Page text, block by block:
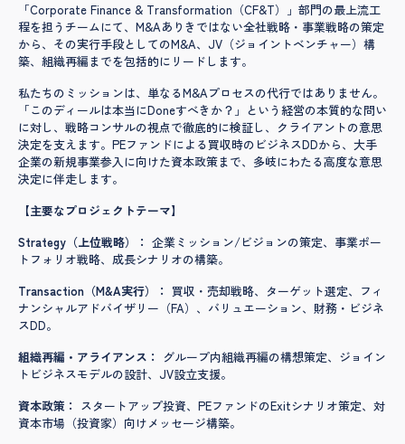
「Corporate Finance & Transformation（CF&T）」部門の最上流工
程を担うチームにて、M&Aありきではない全社戦略・事業戦略の策定
から、その実行手段としてのM&A、JV（ジョイントベンチャー）構
築、組織再編までを包括的にリードします。
私たちのミッションは、単なるM&Aプロセスの代行ではありません。
「このディールは本当にDoneすべきか？」という経営の本質的な問い
に対し、戦略コンサルの視点で徹底的に検証し、クライアントの意思
決定を支えます。PEファンドによる買収時のビジネスDDから、大手
企業の新規事業参入に向けた資本政策まで、多岐にわたる高度な意思
決定に伴走します。
【主要なプロジェクトテーマ】
Strategy（上位戦略）： 企業ミッション/ビジョンの策定、事業ポー
トフォリオ戦略、成長シナリオの構築。
Transaction（M&A実行）： 買収・売却戦略、ターゲット選定、フィ
ナンシャルアドバイザリー（FA）、バリュエーション、財務・ビジネ
スDD。
組織再編・アライアンス：
グループ内組織再編の構想策定、ジョイン
トビジネスモデルの設計、JV設立支援。
資本政策： スタートアップ投資、PEファンドのExitシナリオ策定、対
資本市場（投資家）向けメッセージ構築。